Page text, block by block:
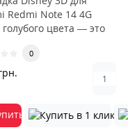
Redmi Note 14 4G
цвета — это
0